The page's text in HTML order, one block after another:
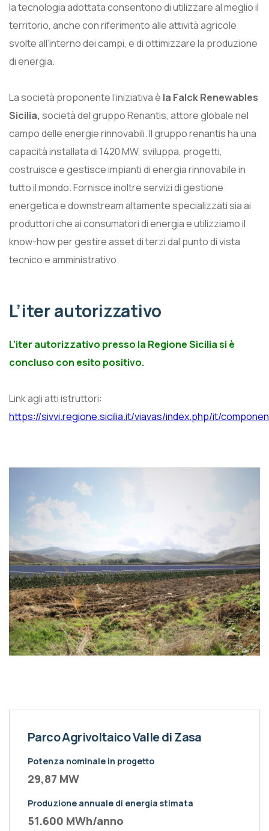
la tecnologia adottata consentono di utilizzare al meglio il
territorio, anche con riferimento alle attività agricole
svolte all’interno dei campi, e di ottimizzare la produzione
di energia.
La società proponente l’iniziativa è la Falck Renewables
Sicilia, società del gruppo Renantis, attore globale nel
campo delle energie rinnovabili. Il gruppo renantis ha una
capacità installata di 1420 MW, sviluppa, progetti,
costruisce e gestisce impianti di energia rinnovabile in
tutto il mondo. Fornisce inoltre servizi di gestione
energetica e downstream altamente specializzati sia ai
produttori che ai consumatori di energia e utilizziamo il
know-how per gestire asset di terzi dal punto di vista
tecnico e amministrativo.
L’iter autorizzativo
L’iter autorizzativo presso la Regione Sicilia si è
concluso con esito positivo.
Link agli atti istruttori:
https://sivvi.regione.sicilia.it/viavas/index.php/it/
Parco Agrivoltaico Valle di Zasa
Potenza nominale in progetto
29,87 MW
Produzione annuale di energia stimata
51.600 MWh/anno